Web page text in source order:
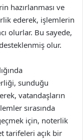
hazırlanması ve
ederek, işlemlerin
olurlar. Bu sayede,
olur.
sunduğu
vatandaşların
sırasında
için, noterlik
tarifeleri açık bir